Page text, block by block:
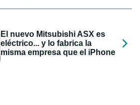
El nuevo Mitsubishi ASX es
eléctrico... y lo fabrica la
misma empresa que el iPhone